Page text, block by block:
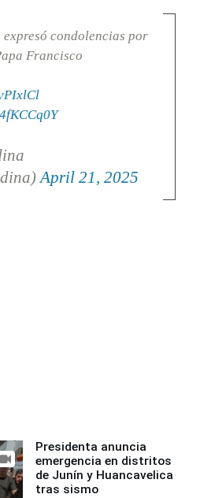
condolencias por
Francisco
April 21, 2025
Presidenta anuncia
emergencia en distritos
de Junín y Huancavelica
tras sismo